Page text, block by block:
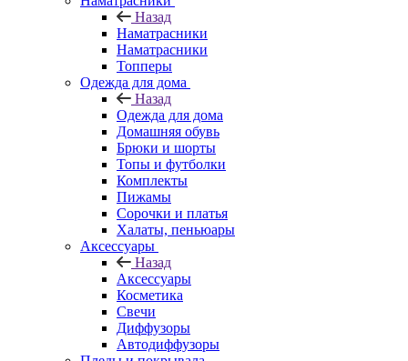
Назад
Наматрасники
Наматрасники
Топперы
Одежда для дома
Назад
Одежда для дома
Домашняя обувь
Брюки и шорты
Топы и футболки
Комплекты
Пижамы
Сорочки и платья
Халаты, пеньюары
Аксессуары
Назад
Аксессуары
Косметика
Свечи
Диффузоры
Автодиффузоры